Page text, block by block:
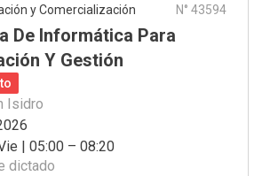
y Comercialización N° 43594
De Informática Para
Y Gestión
Isidro
| 05:00 – 08:20
dictado